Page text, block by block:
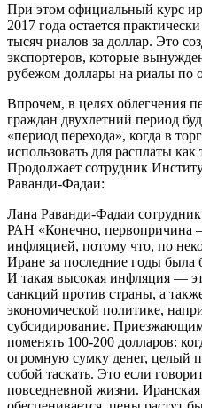
При этом официальный курс
2017 года остается
тысяч риалов за доллар. Это
экспортеров, которые
рубежом доллары на риалы по
Впрочем, в целях облегчения
граждан двухлетний период
«период перехода», когда в
использовать для расплаты
Продолжает сотрудник
Раванди-Фадаи:
Лана Раванди-Фадаи
РАН «Конечно, первопричина
инфляцией, потому что, по
Иране за последние годы была
И такая высокая инфляция —
санкций против страны, а
экономической политике,
субсидирование.
поменять 100-200 долларов:
огромную сумку денег, целый
собой таскать. Это если
повседневной жизни.